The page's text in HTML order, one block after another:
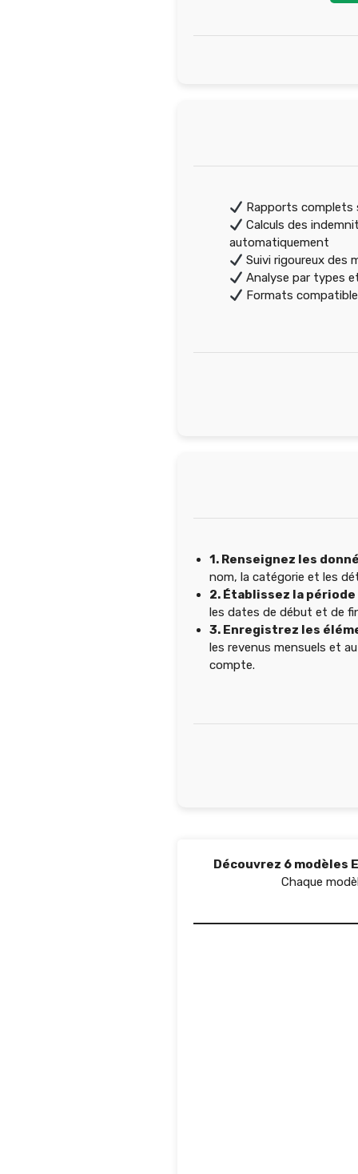
Rapports complets
Calculs des
automatiquement
Suivi rigoureux des
Analyse par types
Formats
1. Renseignez les
nom, la catégorie et les
2. Établissez la
les dates de début et de
3. Enregistrez les
les revenus mensuels et
compte.
Découvrez 6 modèles
Chaque